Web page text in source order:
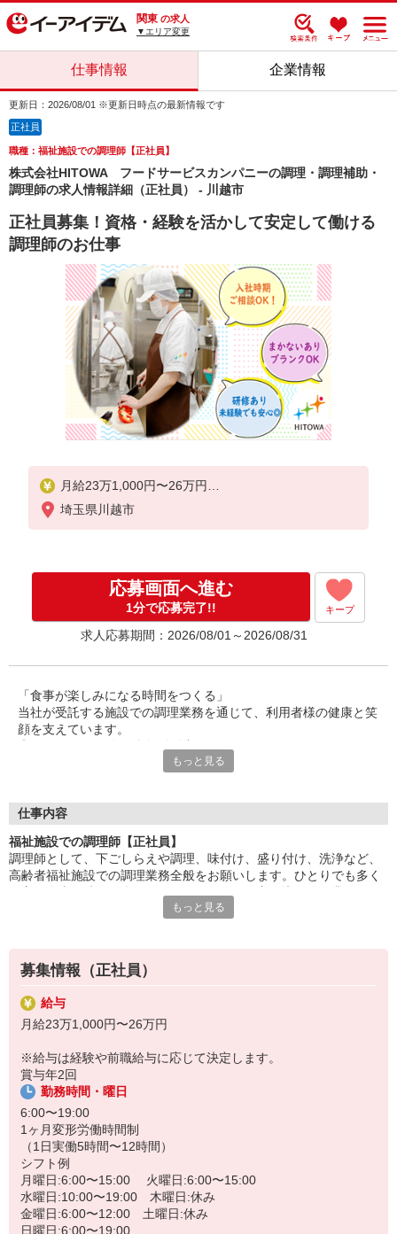
関東 の求人
▼エリア変更
仕事情報 企業情報
更新日：2026/08/01 ※更新日時点の最新情報です
正社員
職種：福祉施設での調理師【正社員】
株式会社HITOWA フードサービスカンパニーの調理・調理補助・
調理師の求人情報詳細（正社員） - 川越市
正社員募集！資格・経験を活かして安定して働ける
調理師のお仕事
月給23万1,000円〜26万円
※給与は経験や前職給与に応じて決定します。
埼玉県川越市
応募画面へ進む
1分で応募完了!! キープ
求人応募期間：2026/08/01～2026/08/31
「食事が楽しみになる時間をつくる」
当社が受託する施設での調理業務を通じて、利用者様の健康と笑
顔を支えています。
調理師としての経験を活かし、安定した環境で長く働ける職場で
調理に集中できる環境で、仕込み・調理・盛付けなどの業務に専
チームで協力しながら、安心・安全な食事を提供します。
「美味しかった」「ありがとう」の言葉が、何よりの喜び。
食を通じて人の心に寄り添える、やりがいのある仕事です。
給食運営を行う業界大手。
社員の成長を支える研修制度も整っており、長期的なキャリア形
成が可能です。
もっと見る
仕事内容
福祉施設での調理師【正社員】
調理師として、下ごしらえや調理、味付け、盛り付け、洗浄など、
高齢者福祉施設での調理業務全般をお願いします。ひとりでも多く
らこそ、利用者さまの笑顔を見られたときには達成感を感じられま
もっと見る
募集情報（正社員）
給与
月給23万1,000円〜26万円
※給与は経験や前職給与に応じて決定します。
賞与年2回
勤務時間・曜日
6:00〜19:00
1ヶ月変形労働時間制
（1日実働5時間〜12時間）
シフト例
月曜日:6:00〜15:00 火曜日:6:00〜15:00
水曜日:10:00〜19:00 木曜日:休み
金曜日:6:00〜12:00 土曜日:休み
日曜日:6:00〜19:00